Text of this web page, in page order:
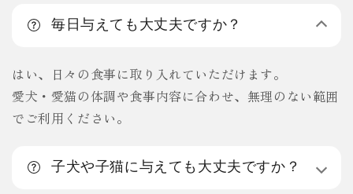
毎日与えても大丈夫ですか？
はい、日々の食事に取り入れていただけます。
愛犬・愛猫の体調や食事内容に合わせ、無理のない範囲
でご利用ください。
子犬や子猫に与えても大丈夫ですか？